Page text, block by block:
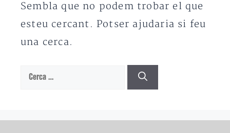
Sembla que no podem trobar el que
esteu cercant. Potser ajudaria si feu
una cerca.
Cerca: